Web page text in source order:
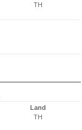
TH
Land
TH